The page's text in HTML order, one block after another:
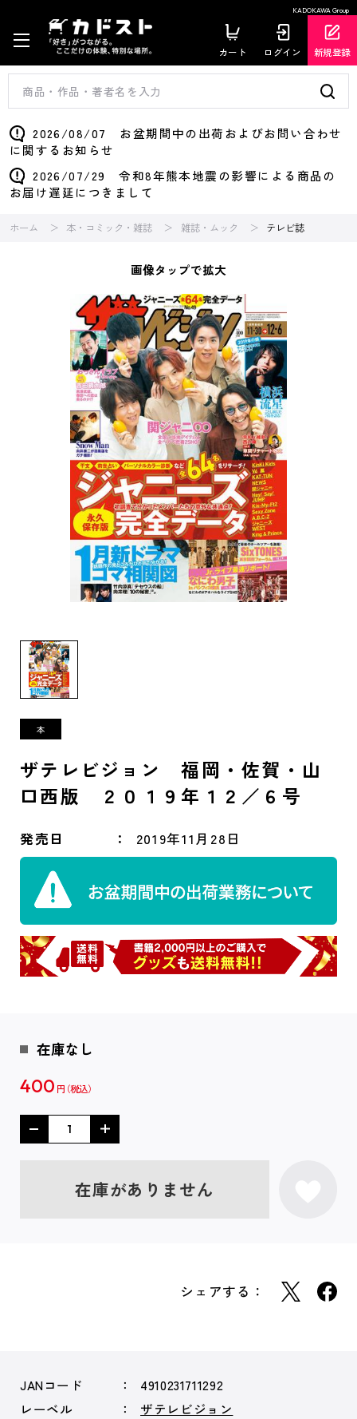
KADOKAWA Group
カート ログイン 新規登録
2026/08/07 お盆期間中の出荷およびお問い合わせ
に関するお知らせ
2026/07/29 令和8年熊本地震の影響による商品の
お届け遅延につきまして
ホーム 本・コミック・雑誌 雑誌・ムック テレビ誌
画像タップで拡大
ザテレビジョン 福岡・佐賀・山
口西版 ２０１９年１２／６号
発売日 2019年11月28日
在庫なし
400 円
在庫がありません
シェアする：
JANコード
4910231711292
レーベル
ザテレビジョン